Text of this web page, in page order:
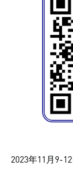
2023年11月9-